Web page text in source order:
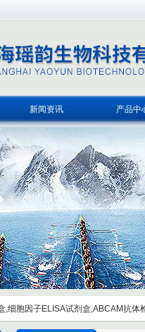
新闻资讯 产品中
,细胞因子ELISA试剂盒,ABCAM抗体